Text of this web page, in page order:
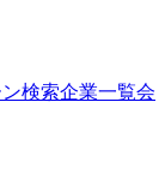
検索企業一覧会